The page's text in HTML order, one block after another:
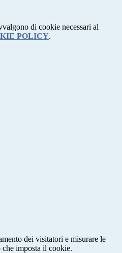
di cookie necessari al
POLICY.
dei visitatori e misurare le
imposta il cookie.